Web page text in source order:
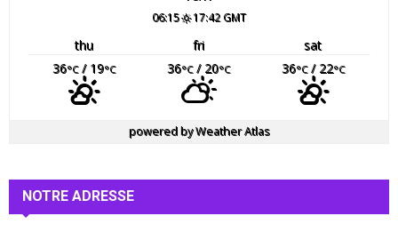
06:15 17:42 GMT
thu fri
sat
36°C/ 19°C 36°C/ 20°C 36°C/ 22°C
powered byWeather Atlas
NOTRE ADRESSE